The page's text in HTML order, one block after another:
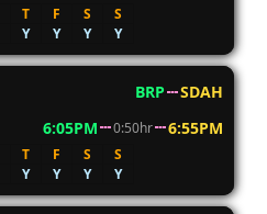
T F S
S
Y Y Y Y
BRP
SDAH
6:05PM 0:50hr 6:55PM
T F S
S
Y Y Y Y